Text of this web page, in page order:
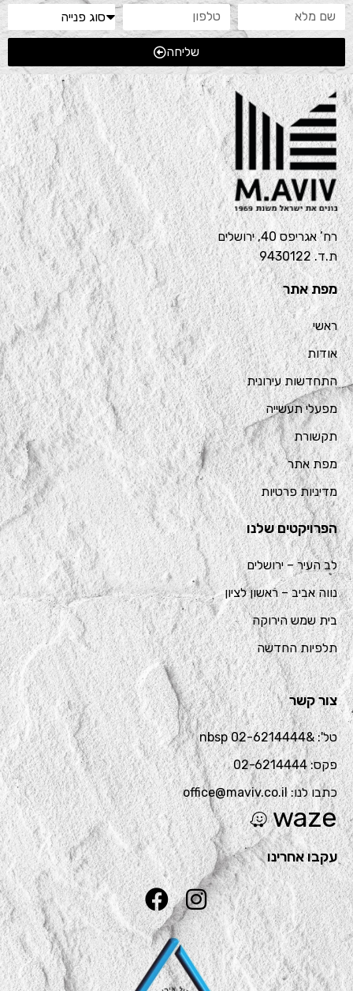
שליחה
רח’ אגריפס 40, ירושלים
ת.ד. 9430122
מפת אתר
ראשי
אודות
התחדשות עירונית
מפעלי תעשייה
תקשורת
מפת אתר
מדיניות פרטיות
הפרויקטים שלנו
לב העיר – ירושלים
נווה אביב – ראשון לציון
בית שמש הירוקה
תלפיות החדשה
צור קשר
טל': &nbsp 02-6214444
פקס: 02-6214444
כתבו לנו: office@maviv.co.il
waze
עקבו אחרינו